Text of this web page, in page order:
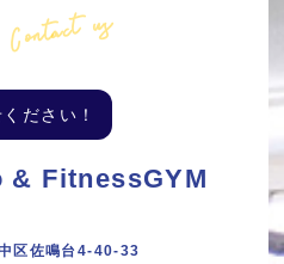
Contact us
ださい！
FitnessGYM
区佐鳴台4-40-33